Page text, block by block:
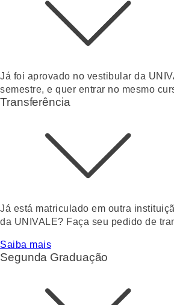
Já foi aprovado no vestibular da
semestre, e quer entrar no mesmo
Transferência
Já está matriculado em outra
da UNIVALE? Faça seu pedido de
Saiba mais
Segunda Graduação